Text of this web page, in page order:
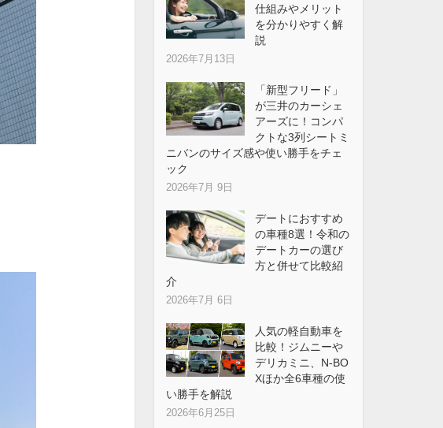
仕組みやメリット
を分かりやすく解
説
2026年7月13日
「新型フリード」
が三井のカーシェ
アーズに！コンパ
クトな3列シートミ
ニバンのサイズ感や使い勝手をチェ
ック
2026年7月 9日
デートにおすすめ
の車種8選！令和の
デートカーの選び
方と併せて比較紹
介
2026年7月 6日
人気の軽自動車を
比較！ジムニーや
デリカミニ、N-BO
Xほか全6車種の使
い勝手を解説
2026年6月25日